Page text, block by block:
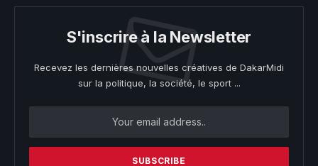
S'inscrire à la Newsletter
Recevez les dernières nouvelles créatives de DakarMidi
sur la politique, la société, le sport ...